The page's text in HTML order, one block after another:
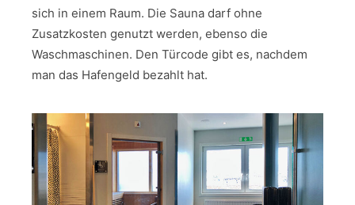
sich in einem Raum. Die Sauna darf ohne
Zusatzkosten genutzt werden, ebenso die
Waschmaschinen. Den Türcode gibt es, nachdem
man das Hafengeld bezahlt hat.